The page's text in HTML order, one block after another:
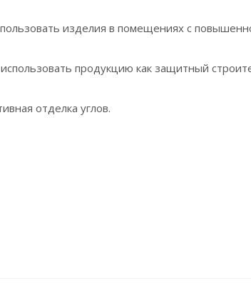
изделия в помещениях с
продукцию как защитный
отделка углов.